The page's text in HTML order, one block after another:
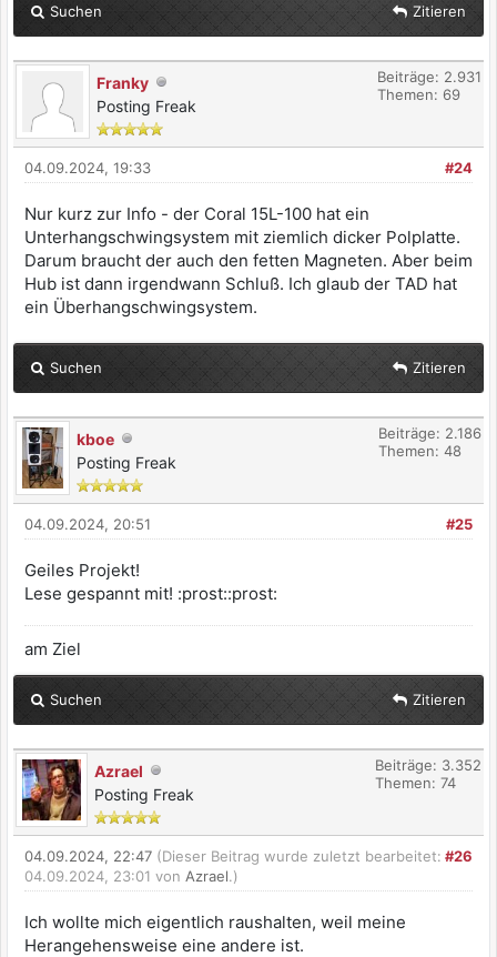
Suchen Zitieren
Franky
Posting Freak
Beiträge: 2.931
Themen: 69
#24
04.09.2024, 19:33
Nur kurz zur Info - der Coral 15L-100 hat ein
Unterhangschwingsystem mit ziemlich dicker Polplatte.
Darum braucht der auch den fetten Magneten. Aber beim
Hub ist dann irgendwann Schluß. Ich glaub der TAD hat
ein Überhangschwingsystem.
Suchen Zitieren
kboe
Posting Freak
Beiträge: 2.186
Themen: 48
#25
04.09.2024, 20:51
Geiles Projekt!
Lese gespannt mit! :prost::prost:
am Ziel
Suchen Zitieren
Azrael
Posting Freak
Beiträge: 3.352
Themen: 74
#26
04.09.2024, 22:47 (Dieser Beitrag wurde zuletzt bearbeitet:
04.09.2024, 23:01 von Azrael.)
Ich wollte mich eigentlich raushalten, weil meine
Herangehensweise eine andere ist.